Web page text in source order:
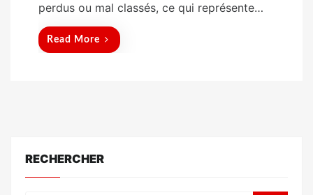
perdus ou mal classés, ce qui représente…
Read More
RECHERCHER